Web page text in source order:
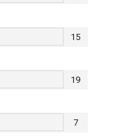
15
19
7